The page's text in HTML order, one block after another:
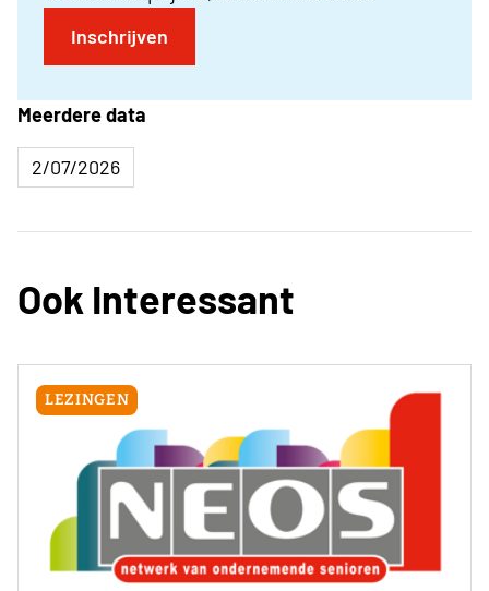
Inschrijven
Meerdere data
2/07/2026
Ook Interessant
LEZINGEN